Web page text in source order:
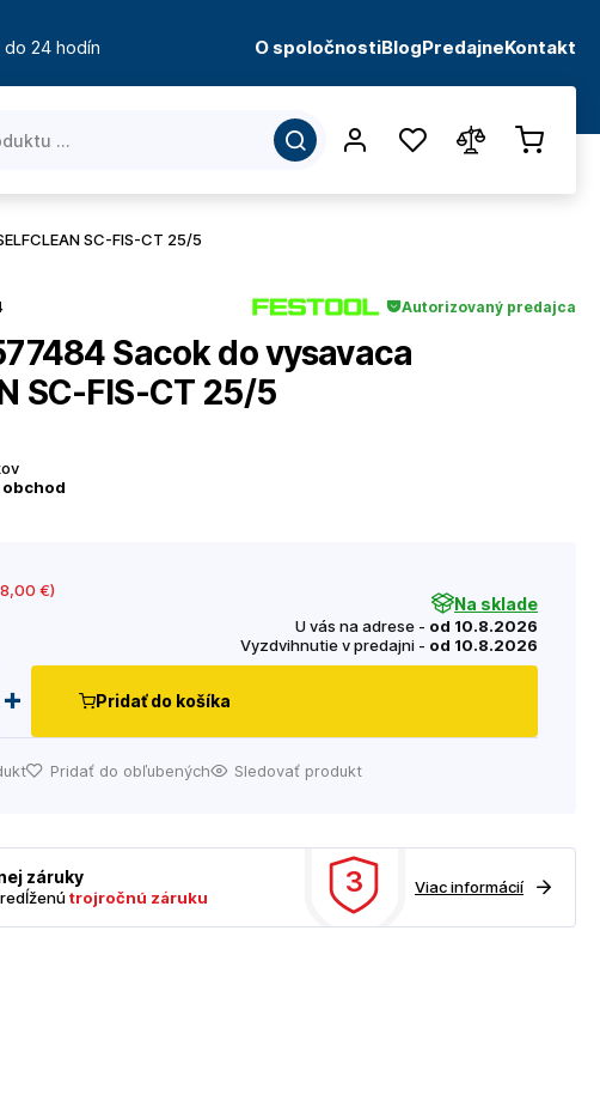
24 hodín O spoločnostiBlogPredajneKontakt
SC-FIS-CT 25/5
Autorizovaný predajca
Sacok do vysavaca
SC-FIS-CT 25/5
obchod
,00 €)
Na sklade
U vás na adrese - od 10.8.2026
Vyzdvihnutie v predajni - od 10.8.2026
Pridať do košíka
Pridať do obľubených Sledovať produkt
záruky
trojročnú záruku 3 Viac informácií